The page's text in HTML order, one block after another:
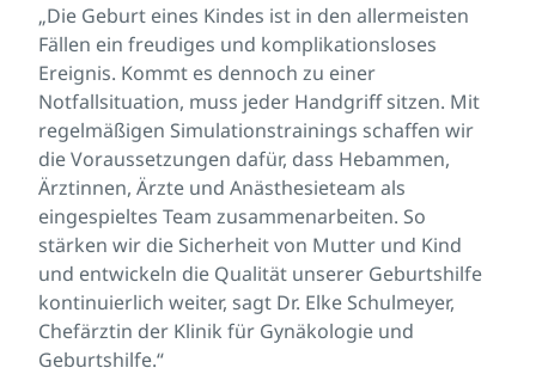
„Die Geburt eines Kindes ist in den allermeisten
Fällen ein freudiges und komplikationsloses
Ereignis. Kommt es dennoch zu einer
Notfallsituation, muss jeder Handgriff sitzen. Mit
regelmäßigen Simulationstrainings schaffen wir
die Voraussetzungen dafür, dass Hebammen,
Ärztinnen, Ärzte und Anästhesieteam als
eingespieltes Team zusammenarbeiten. So
stärken wir die Sicherheit von Mutter und Kind
und entwickeln die Qualität unserer Geburtshilfe
kontinuierlich weiter, sagt Dr. Elke Schulmeyer,
Chefärztin der Klinik für Gynäkologie und
Geburtshilfe.“